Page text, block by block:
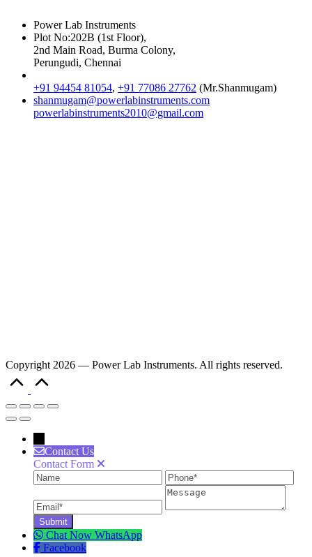
Power Lab Instruments
Plot No:202B (1st Floor),
2nd Main Road, Burma Colony,
Perungudi, Chennai
+91 94454 81054, +91 77086 27762 (Mr.Shanmugam)
shanmugam@powerlabinstruments.com
powerlabinstruments2010@gmail.com
Copyright 2026 — Power Lab Instruments. All rights reserved.
Top
Contact Us
Contact Form
Name
Phone
Message
Chat Now WhatsApp
Facebook